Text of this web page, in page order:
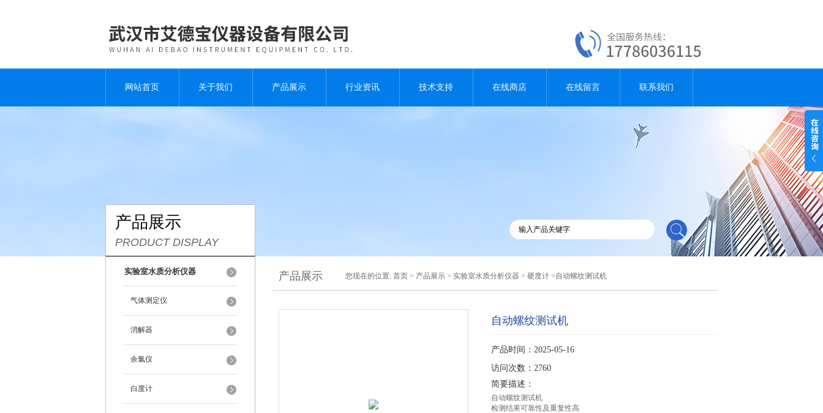
网站首页 关于我们 产品展示 行业资讯 技术支持 在线商店 在线留言 联系我们
产品展示
PRODUCT DISPLAY
实验室水质分析仪器
气体测定仪
消解器
余氯仪
白度计
产品展示 您现在的位置: 首页 > 产品展示 > 实验室水质分析仪器 > 硬度计 >自动螺纹测试机
自动螺纹测试机
产品时间：2025-05-16
访问次数：2760
简要描述：
​自动螺纹测试机
检测结果可靠性及重复性高